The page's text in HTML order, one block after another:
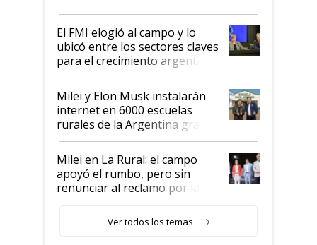
de Milei
El FMI elogió al campo y lo
ubicó entre los sectores claves
para el crecimiento argentino
Milei y Elon Musk instalarán
internet en 6000 escuelas
rurales de la Argentina gracias
a un acuerdo con Starlink
Milei en La Rural: el campo
apoyó el rumbo, pero sin
renunciar al reclamo por las
Ver todos los temas